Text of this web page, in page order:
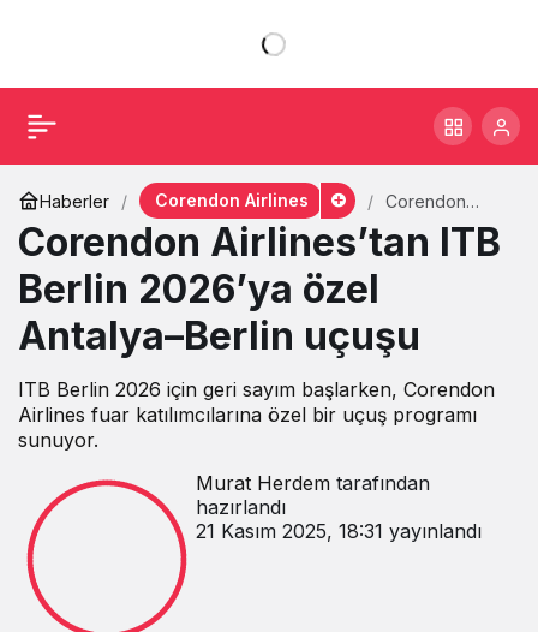
Haberler Corendon Airlines
Corendon
Berlin 2026’ya
özel Antalya–
Corendon Airlines’tan ITB
Berlin 2026’ya özel
Antalya–Berlin uçuşu
ITB Berlin 2026 için geri sayım başlarken, Corendon
Airlines fuar katılımcılarına özel bir uçuş programı
sunuyor.
Murat Herdemtarafından
hazırlandı
21 Kasım 2025, 18:31 yayınlandı